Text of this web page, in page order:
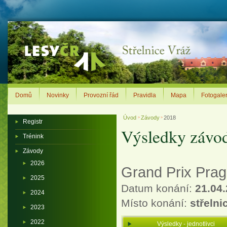
Úvod > Závody > 2018
Výsledky
Grand Prix
Datum konání:
Místo konání:
Výsledky - jednotlivci
Registr
Trénink
Závody
2026
2025
2024
2023
2022
Domů Novinky Provozní řád Pravidla Mapa